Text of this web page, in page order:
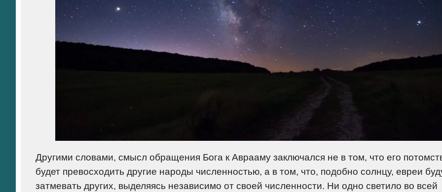
Другими словами, смысл обращения Бога к Аврааму заключался не в том, что его
будет превосходить другие народы численностью, а в том, что, подобно солнцу, евреи
затмевать других, выделяясь независимо от своей численности. Ни одно светило во всей